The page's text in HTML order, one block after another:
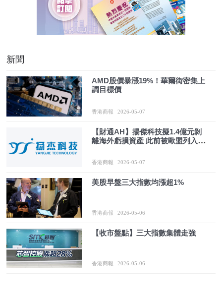
新聞
AMD股價暴漲19%！華爾街密集上
調目標價
香港商報 2026-05-07
【財通AH】揚傑科技擬1.4億元剝
離海外虧損資產 此前被歐盟列入制
香港商報 2026-05-07
美股早盤三大指數均漲超1%
香港商報 2026-05-06
【收市盤點】三大指數集體走強
香港商報 2026-05-06